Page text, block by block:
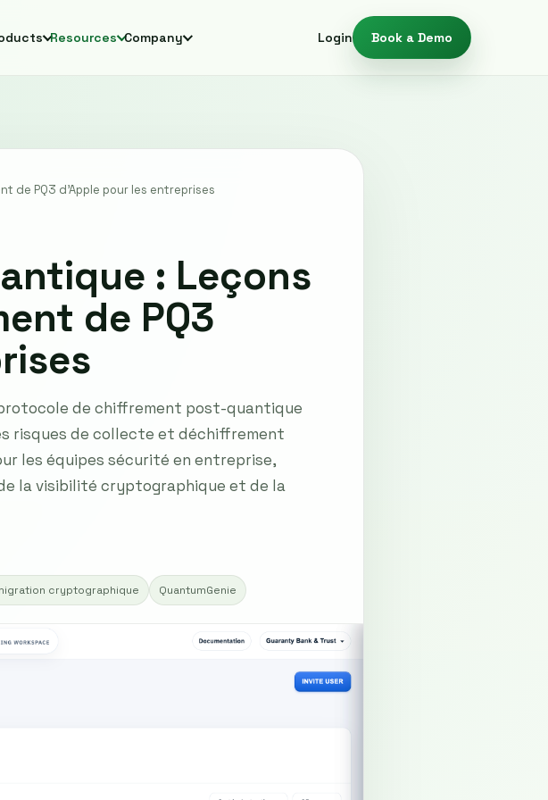
Resources Company Login Book a Demo
de PQ3 d'Apple pour les entreprises
: Leçons
de PQ3
de chiffrement post-quantique
risques de collecte et déchiffrement
les équipes sécurité en entreprise,
la visibilité cryptographique et de la
cryptographique QuantumGenie